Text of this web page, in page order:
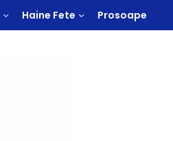
Haine Fete Prosoape